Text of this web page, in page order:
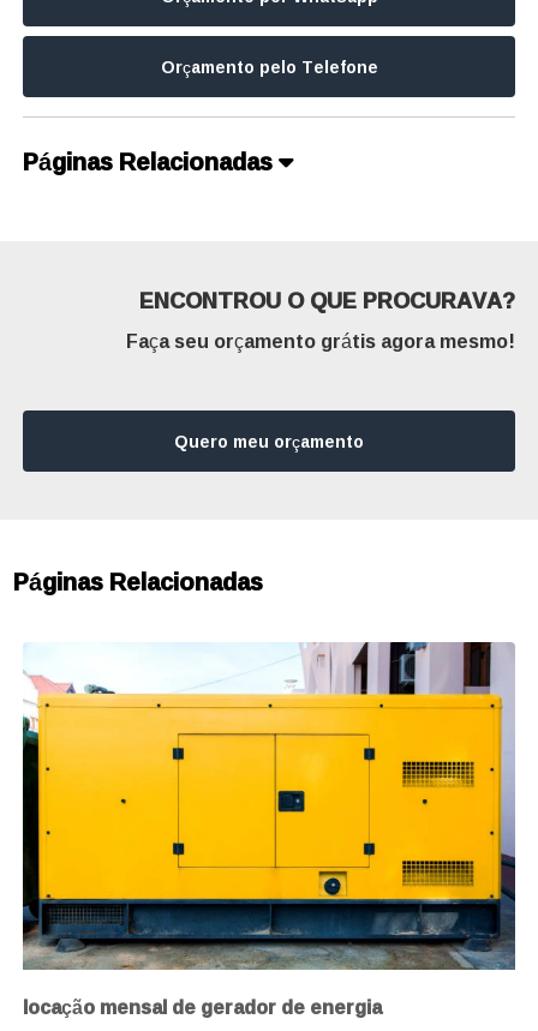
Orçamento pelo Telefone
Páginas Relacionadas
ENCONTROU O QUE PROCURAVA?
Faça seu orçamento grátis agora mesmo!
Quero meu orçamento
Páginas Relacionadas
locação mensal de gerador de energia